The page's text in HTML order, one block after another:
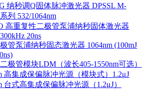
纳秒调Q固体脉冲激光器 DPSSL M-
列 532/1064nm
高重复性二极管泵浦纳秒固体激光器
20ns
管泵浦纳秒固态激光器 1064nm (100mJ
极管模块LDM（波长405-1550nm可选）
高集成保偏脉冲光源（模块式）1.2μJ
台式高集成保偏脉冲光源（1.2μJ）